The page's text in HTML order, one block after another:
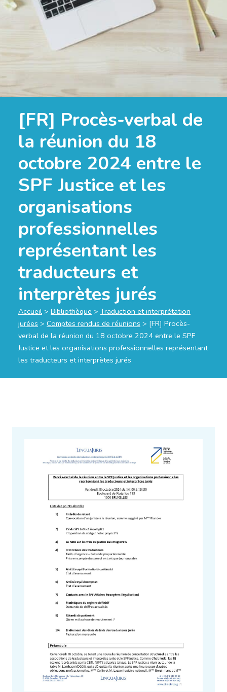
[FR] Procès-verbal de
la réunion du 18
octobre 2024 entre le
SPF Justice et les
organisations
professionnelles
représentant les
traducteurs et
interprètes jurés
Accueil > Bibliothèque > Traduction et interprétation
jurées > Comptes rendus de réunions > [FR] Procès-
verbal de la réunion du 18 octobre 2024 entre le SPF
Justice et les organisations professionnelles représentant
les traducteurs et interprètes jurés